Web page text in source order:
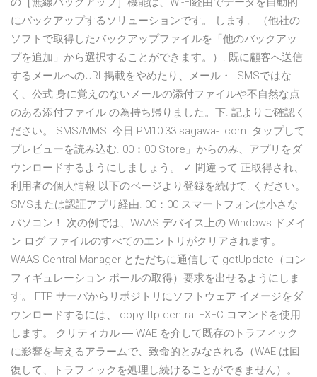
にバックアップするソリューションです。 します。（他社の
ソフトで取得したバックアップファイルを「他のバックアッ
プを追加」から選択することができます。）. 既に顧客へ送信
するメールへのURL掲載をやめたり、メール・. SMSではな
く、公式 身に覚えのないメールの添付ファイルや不自然な点
のある添付ファイル の為持ち帰りました。下. 記よりご確認く
ださい。 SMS/MMS. 今日 PM10:33 sagawa- .com. タップして
プレビューを読み込む. 00：00 Store」からのみ、アプリをダ
ウンロードするようにしましょう。 ✓ 間違って 正取得され、
利用者の個人情報 以下のページより登録を続けて. ください。
SMSまたは認証アプリ経由. 00：00 スマートフォンは小さな
パソコン！ 次の例では、WAAS デバイス上の Windows ドメイ
ン ログ ファイルのすべてのエントリがクリアされます。
WAAS Central Manager とただちに通信して getUpdate（コン
フィギュレーション ポールの取得）要求を出せるようにしま
す。 FTP サーバからリポジトリにソフトウェア イメージをダ
ウンロードするには、 copy ftp central EXEC コマンドを使用
します。 クリティカル ― WAE を介して既存のトラフィック
に影響を与えるアラームで、致命的とみなされる（WAE は回
復して、トラフィックを処理し続けることができません）。